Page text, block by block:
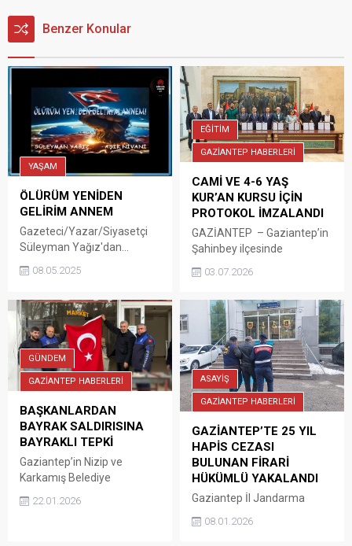
Benzer Konular
YAŞAM
ÖLÜRÜM YENİDEN
GELİRİM ANNEM
Gazeteci/Yazar/Siyasetçi
Süleyman Yağız'dan...
08.05.2025
EĞİTİM
GAZİANTEP HABERLERİ
CAMİ VE 4-6 YAŞ
KUR’AN KURSU İÇİN
PROTOKOL İMZALANDI
GAZİANTEP – Gaziantep’in
Şahinbey ilçesinde
yaptırılacak cami ile 4-6 yaş
protokol imzalandı.
Gaziantep Valiliği
koordinasyonunda, Beştepe
Mahallesi’nde inşa edilecek
Abdulhakim Kotan Camii ile
Mehmet-Fatma Yüceler 4-6
Yaş Kur’an Kursu’nun
yapımına ilişkin protokol,
Valilik Fuaye Alanı’nda
düzenlenen törenle
imzalandı. Törene
Gaziantep Valisi Kemal
Çeber, Büyükşehir...
03.07.2026
GÜNDEM
GAZİANTEP HABERLERİ
BAŞKANLARDAN
BAYRAK SALDIRISINA
BAYRAKLI TEPKİ
Gaziantep’in Nizip ve
Karkamış Belediye
Başkanları, Nusaybin-
Kamışlı sınır hattında terör
22.01.2026
ASAYİŞ
GAZİANTEP HABERLERİ
GAZİANTEP’TE 25 YIL
HAPİS CEZASI
BULUNAN FİRARİ
HÜKÜMLÜ YAKALANDI
Gaziantep İl Jandarma
Cumhuriyet Başsavcılığı
08.01.2026